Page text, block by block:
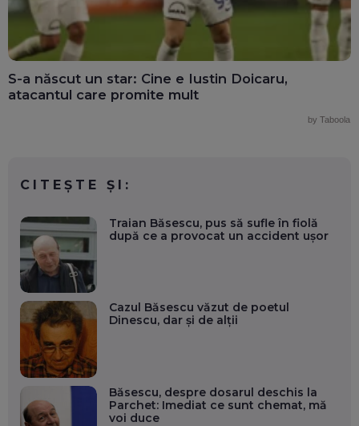
S-a născut un star: Cine e Iustin Doicaru,
atacantul care promite mult
by Taboola
CITEȘTE ȘI:
Traian Băsescu, pus să sufle în fiolă
după ce a provocat un accident ușor
Cazul Băsescu văzut de poetul
Dinescu, dar și de alții
Băsescu, despre dosarul deschis la
Parchet: Imediat ce sunt chemat, mă
voi duce